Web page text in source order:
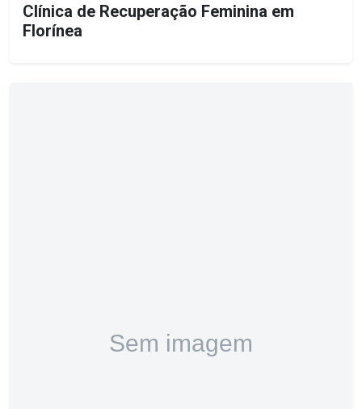
Clínica de Recuperação Feminina em
Florínea